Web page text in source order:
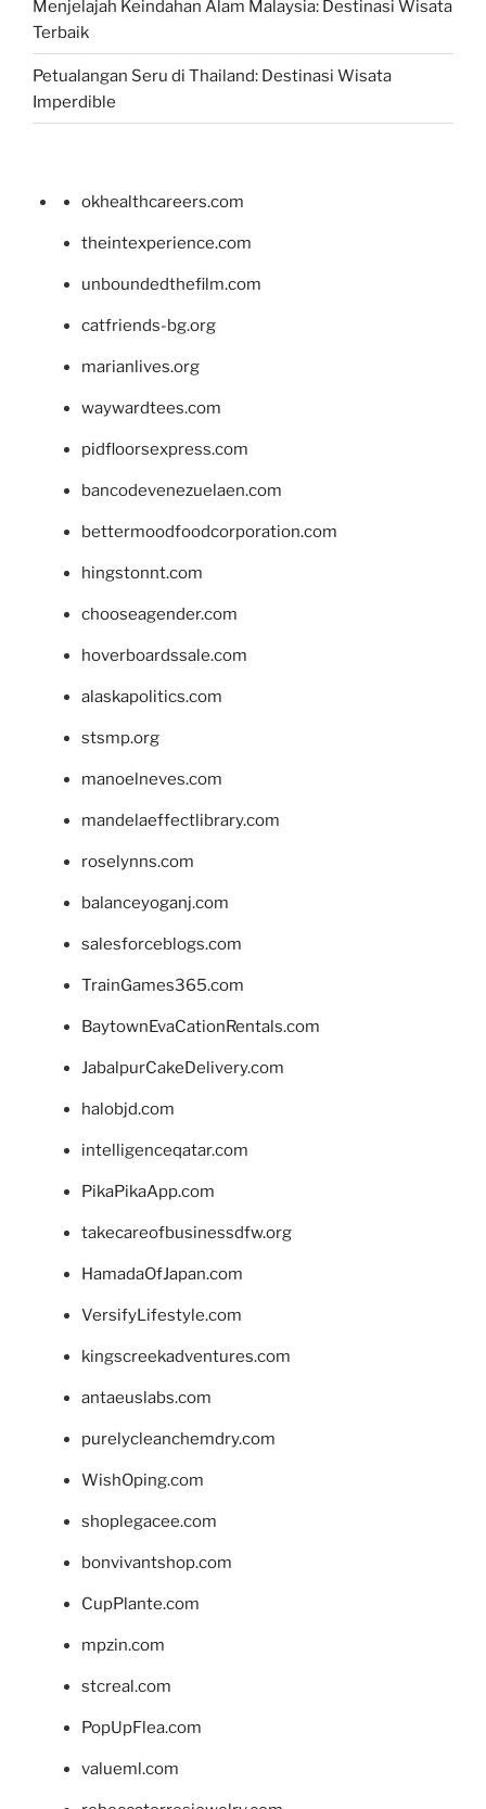
Menjelajah Keindahan Alam Malaysia: Destinasi Wisata
Terbaik
Petualangan Seru di Thailand: Destinasi Wisata
Imperdible
okhealthcareers.com
theintexperience.com
unboundedthefilm.com
catfriends-bg.org
marianlives.org
waywardtees.com
pidfloorsexpress.com
bancodevenezuelaen.com
bettermoodfoodcorporation.com
hingstonnt.com
chooseagender.com
hoverboardssale.com
alaskapolitics.com
stsmp.org
manoelneves.com
mandelaeffectlibrary.com
roselynns.com
balanceyoganj.com
salesforceblogs.com
TrainGames365.com
BaytownEvaCationRentals.com
JabalpurCakeDelivery.com
halobjd.com
intelligenceqatar.com
PikaPikaApp.com
takecareofbusinessdfw.org
HamadaOfJapan.com
VersifyLifestyle.com
kingscreekadventures.com
antaeuslabs.com
purelycleanchemdry.com
WishOping.com
shoplegacee.com
bonvivantshop.com
CupPlante.com
mpzin.com
stcreal.com
PopUpFlea.com
valueml.com